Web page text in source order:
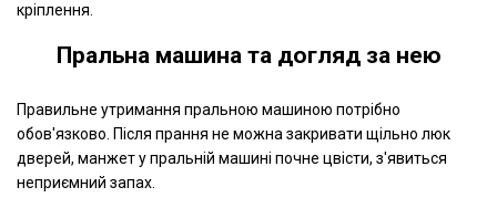
кріплення.
Пральна машина та догляд за нею
Правильне утримання пральною машиною потрібно
обов'язково. Після прання не можна закривати щільно люк
дверей, манжет у пральній машині почне цвісти, з'явиться
неприємний запах.